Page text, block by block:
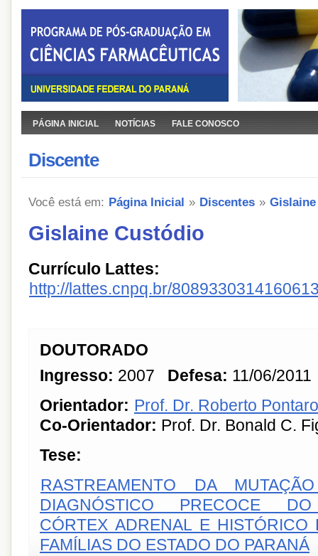
PÁGINA INICIAL NOTÍCIAS FALE CONOSCO
Discente
Você está em: Página Inicial » Discentes »
Gislaine Custódio
Currículo Lattes:
http://lattes.cnpq.br/
DOUTORADO
Ingresso: 2007 Defesa: 11/06/2011
Orientador: Prof. Dr. Roberto
Co-Orientador: Prof. Dr. Bonald C.
Tese:
RASTREAMENTO DA
DIAGNÓSTICO PRECOCE
CÓRTEX ADRENAL E HISTÓRICO
FAMÍLIAS DO ESTADO DO PARANÁ